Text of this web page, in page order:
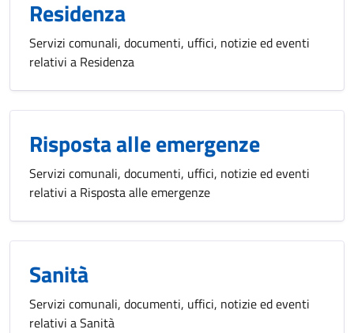
Residenza
Servizi comunali, documenti, uffici, notizie ed eventi
relativi a Residenza
Risposta alle emergenze
Servizi comunali, documenti, uffici, notizie ed eventi
relativi a Risposta alle emergenze
Sanità
Servizi comunali, documenti, uffici, notizie ed eventi
relativi a Sanità